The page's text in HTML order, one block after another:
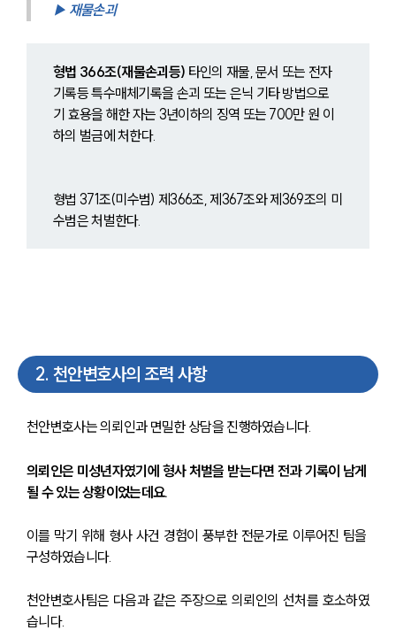
▶ 재물손괴
형법 366조(재물손괴등) 타인의 재물, 문서 또는 전자
기록등 특수매체기록을 손괴 또는 은닉 기타 방법으로
기 효용을 해한 자는 3년이하의 징역 또는 700만 원 이
하의 벌금에 처한다.
형법 371조(미수범) 제366조, 제367조와 제369조의 미
수범은 처벌한다.
2. 천안변호사의 조력 사항
천안변호사는 의뢰인과 면밀한 상담을 진행하였습니다.
의뢰인은 미성년자였기에 형사 처벌을 받는다면 전과 기록이 남게
될 수 있는 상황이었는데요.
이를 막기 위해 형사 사건 경험이 풍부한 전문가로 이루어진 팀을
구성하였습니다.
천안변호사팀은 다음과 같은 주장으로 의뢰인의 선처를 호소하였
습니다.